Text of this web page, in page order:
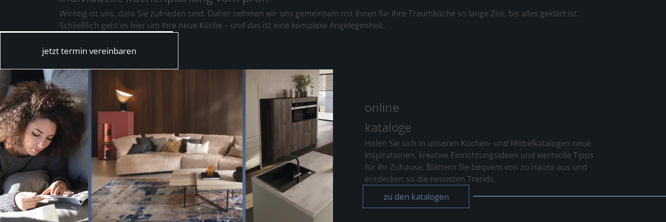
Wichtig ist uns, dass Sie zufrieden sind. Daher nehmen wir uns gemeinsam mit Ihnen für Ihre Traumküche so lange Zeit, bis alles geklärt ist.
Schließlich geht es hier um Ihre neue Küche – und das ist eine komplexe Angelegenheit.
jetzt termin vereinbaren
online
kataloge
Holen Sie sich in unseren Küchen- und Möbelkatalogen neue
Inspirationen, kreative Einrichtungsideen und wertvolle Tipps
für Ihr Zuhause. Blättern Sie bequem von zu Hause aus und
entdecken so die neuesten Trends.
zu den katalogen